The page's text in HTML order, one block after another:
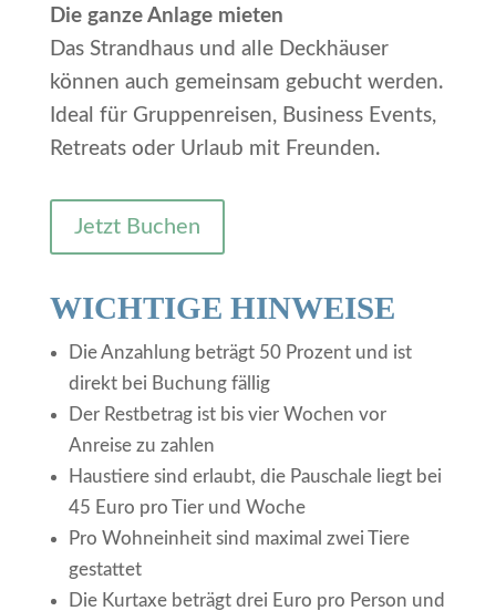
Die ganze Anlage mieten
Das Strandhaus und alle Deckhäuser
können auch gemeinsam gebucht werden.
Ideal für Gruppenreisen, Business Events,
Retreats oder Urlaub mit Freunden.
Jetzt Buchen
WICHTIGE HINWEISE
Die Anzahlung beträgt 50 Prozent und ist
direkt bei Buchung fällig
Der Restbetrag ist bis vier Wochen vor
Anreise zu zahlen
Haustiere sind erlaubt, die Pauschale liegt bei
45 Euro pro Tier und Woche
Pro Wohneinheit sind maximal zwei Tiere
gestattet
Die Kurtaxe beträgt drei Euro pro Person und